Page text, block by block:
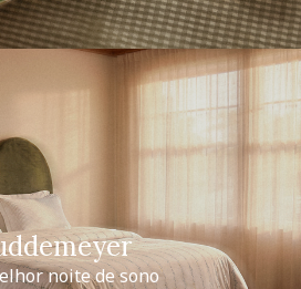
noite de sono